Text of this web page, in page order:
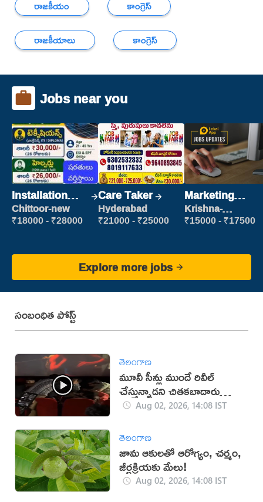
రాజకీయం
కాంగ్రెస్
రాజకీయాలు
కాంగ్రెస్
Jobs near you
Installation
Engineer/
Helper
Chittoor-new
₹18000 - ₹28000
Care Taker
Hyderabad
₹21000 - ₹25000
Marketing
Executive
Krishna-
vijayawada
₹15000 - ₹17500
Explore more jobs
సంబంధిత పోస్ట్
తెలంగాణ
మూవీ సీన్లు ముందే రివీల్
చేస్తున్నాడని చితకబాదారు
(వీడియో)
Aug 02, 2026, 14:08 IST
తెలంగాణ
జామ ఆకులతో ఆరోగ్యం, చర్మం,
జీర్ణక్రియకు మేలు!
Aug 02, 2026, 14:08 IST